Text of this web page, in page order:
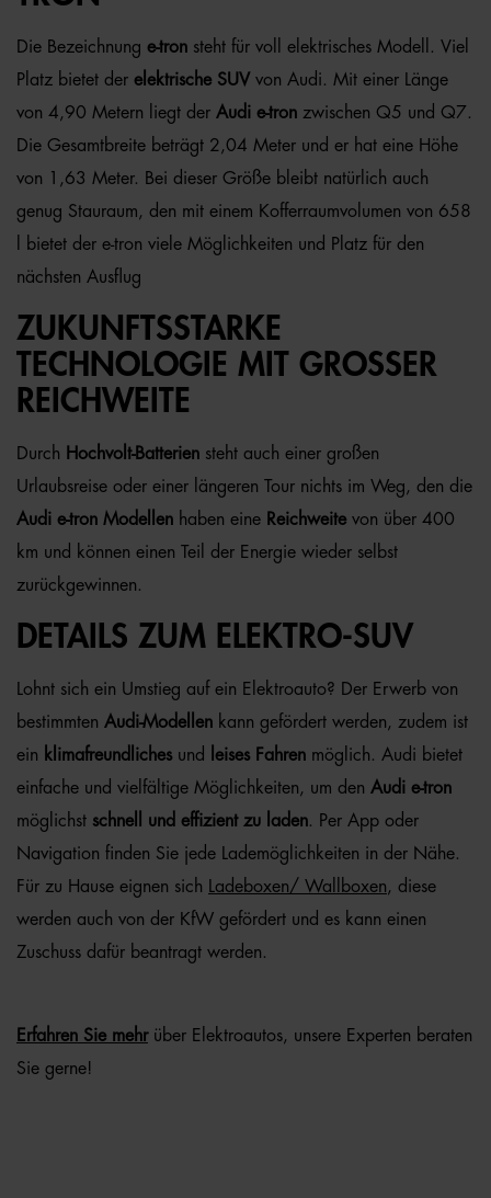
Die Bezeichnung e-tron steht für voll elektrisches Modell. Viel
Platz bietet der elektrische SUV von Audi. Mit einer Länge
von 4,90 Metern liegt der Audi e-tron zwischen Q5 und Q7.
Die Gesamtbreite beträgt 2,04 Meter und er hat eine Höhe
von 1,63 Meter. Bei dieser Größe bleibt natürlich auch
genug Stauraum, den mit einem Kofferraumvolumen von 658
l bietet der e-tron viele Möglichkeiten und Platz für den
nächsten Ausflug
ZUKUNFTSSTARKE
TECHNOLOGIE MIT GROSSER R
EICHWEITE
Durch Hochvolt-Batterien steht auch einer großen
Urlaubsreise oder einer längeren Tour nichts im Weg, den die
Audi e-tron Modellen haben eine Reichweite von über 400
km und können einen Teil der Energie wieder selbst
zurückgewinnen.
DETAILS ZUM ELEKTRO-SUV
Lohnt sich ein Umstieg auf ein Elektroauto? Der Erwerb von
bestimmten Audi-Modellen kann gefördert werden, zudem ist
ein klimafreundliches und leises Fahren möglich. Audi bietet
einfache und vielfältige Möglichkeiten, um den Audi e-tron
möglichst schnell und effizient zu laden. Per App oder
Navigation finden Sie jede Lademöglichkeiten in der Nähe.
Für zu Hause eignen sich
Ladeboxen/ Wallboxen, diese
werden auch von der KfW gefördert und es kann einen
Zuschuss dafür beantragt werden.
Erfahren Sie mehrüber Elektroautos, unsere Experten beraten
Sie gerne!